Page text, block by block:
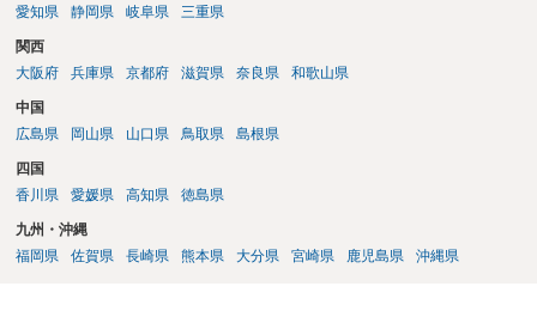
愛知県
静岡県 岐阜県 三重県
関西
大阪府
兵庫県 京都府 滋賀県 奈良県 和歌山県
中国
広島県
岡山県 山口県 鳥取県 島根県
四国
香川県
愛媛県 高知県 徳島県
九州・沖縄
福岡県
佐賀県 長崎県 熊本県 大分県 宮崎県 鹿児島県 沖縄県